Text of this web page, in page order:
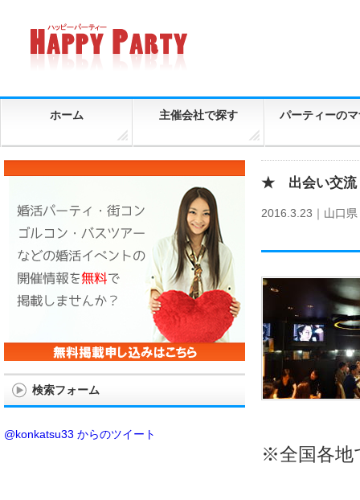
ホーム 主催会社で探す パーティーの
★ 出会い交流
2016.3.23｜ 山口県
※全国各地
検索フォーム
@konkatsu33 からのツイート